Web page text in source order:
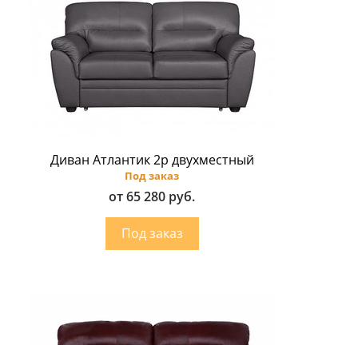
Диван Атлантик 2p двухместный
Под заказ
от 65 280 руб.